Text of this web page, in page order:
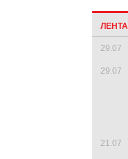
29.07
29.07
21.07